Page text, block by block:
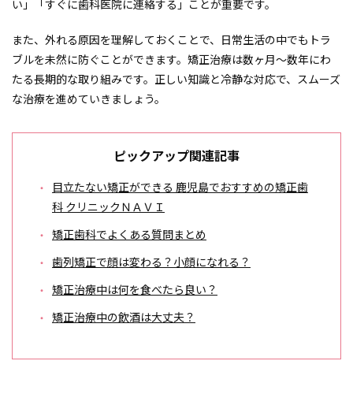
い」「すぐに歯科医院に連絡する」ことが重要です。
また、外れる原因を理解しておくことで、日常生活の中でもトラ
ブルを未然に防ぐことができます。矯正治療は数ヶ月～数年にわ
たる長期的な取り組みです。正しい知識と冷静な対応で、スムーズ
な治療を進めていきましょう。
ピックアップ関連記事
目立たない矯正ができる 鹿児島でおすすめの矯正歯
科 クリニックＮＡＶＩ
矯正歯科でよくある質問まとめ
歯列矯正で顔は変わる？小顔になれる？
矯正治療中は何を食べたら良い？
矯正治療中の飲酒は大丈夫？